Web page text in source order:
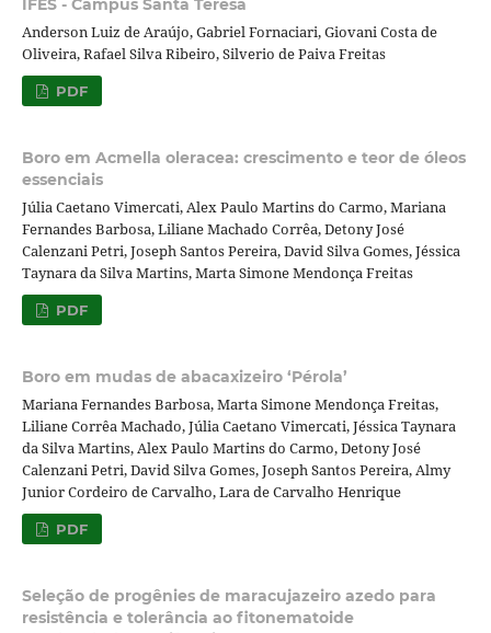
IFES - Campus Santa Teresa
Anderson Luiz de Araújo, Gabriel Fornaciari, Giovani Costa de
Oliveira, Rafael Silva Ribeiro, Silverio de Paiva Freitas
PDF
Boro em Acmella oleracea: crescimento e teor de óleos
essenciais
Júlia Caetano Vimercati, Alex Paulo Martins do Carmo, Mariana
Fernandes Barbosa, Liliane Machado Corrêa, Detony José
Calenzani Petri, Joseph Santos Pereira, David Silva Gomes, Jéssica
Taynara da Silva Martins, Marta Simone Mendonça Freitas
PDF
Boro em mudas de abacaxizeiro ‘Pérola’
Mariana Fernandes Barbosa, Marta Simone Mendonça Freitas,
Liliane Corrêa Machado, Júlia Caetano Vimercati, Jéssica Taynara
da Silva Martins, Alex Paulo Martins do Carmo, Detony José
Calenzani Petri, David Silva Gomes, Joseph Santos Pereira, Almy
Junior Cordeiro de Carvalho, Lara de Carvalho Henrique
PDF
Seleção de progênies de maracujazeiro azedo para
resistência e tolerância ao fitonematoide